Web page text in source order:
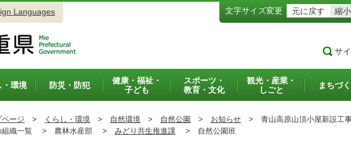
Languages 文字サイズ変更 元に戻す 縮小
サ
・環境 防災・防犯
健康・福祉・
子ども
スポーツ・
教育・文化
観光・産業・
しごと
まちづ
ページ > くらし・環境 > 自然環境 > 自然公園 > お知らせ > 青山高原山頂小屋新設工
組織一覧 > 農林水産部 > みどり共生推進課 > 自然公園班